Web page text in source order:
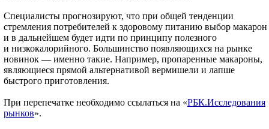
Специалисты прогнозируют, что при общей тенденции
стремления потребителей к здоровому питанию выбор макарон
и в дальнейшем будет идти по принципу полезного
и низкокалорийного. Большинство появляющихся на рынке
новинок — именно такие. Например, пропаренные макароны,
являющиеся прямой альтернативой вермишели и лапше
быстрого приготовления.
При перепечатке необходимо ссылаться на «РБК.Исследования
рынков».